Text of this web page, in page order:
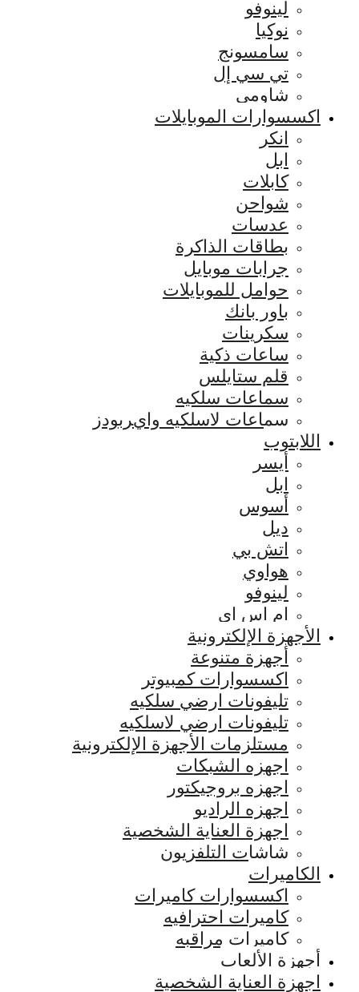
لينوفو
نوكيا
سامسونج
تي سي إل
شاومي
اكسسوارات الموبايلات
انكر
ابل
كابلات
شواحن
عدسات
بطاقات الذاكرة
جرابات موبايل
حوامل للموبايلات
باور بانك
سكرينات
ساعات ذكية
قلم ستايلس
سماعات سلكيه
سماعات لاسلكيه وايربودز
اللابتوب
أيسر
ابل
أسوس
ديل
اتش بي
هواوي
لينوفو
ام اس اي
الأجهزة الإلكترونية
أجهزة متنوعة
اكسسوارات كمبيوتر
تليفونات ارضي سلكيه
تليفونات ارضي لاسلكيه
مستلزمات الأجهزة الإلكترونية
اجهزه الشبكات
اجهزه بروجيكتور
اجهزه الراديو
اجهزة العناية الشخصية
شاشات التلفزيون
الكاميرات
اكسسوارات كاميرات
كاميرات احترافيه
كاميرات مراقبه
أجهزة الألعاب
اجهزة العناية الشخصية